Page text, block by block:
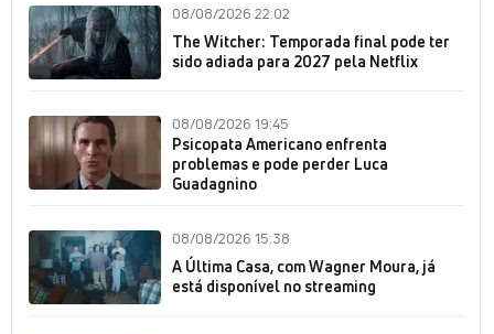
08/08/2026 22:02
The Witcher: Temporada final pode ter
sido adiada para 2027 pela Netflix
08/08/2026 19:45
Psicopata Americano enfrenta
problemas e pode perder Luca
Guadagnino
08/08/2026 15:38
A Última Casa, com Wagner Moura, já
está disponível no streaming